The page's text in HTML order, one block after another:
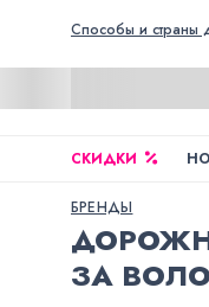
Способы и страны
СКИДКИ
БРЕНДЫ
ЗА